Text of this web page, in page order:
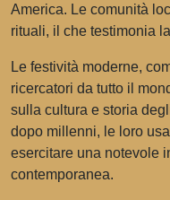
America. Le comunità
rituali, il che testimonia
Le festività moderne,
ricercatori da tutto il
sulla cultura e storia
dopo millenni, le loro
esercitare una notevole
contemporanea.